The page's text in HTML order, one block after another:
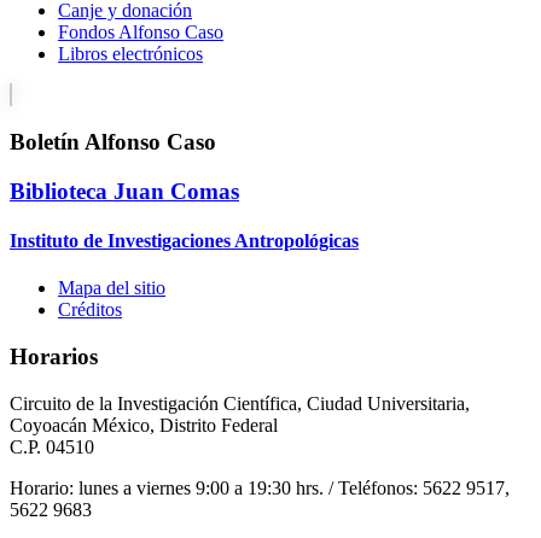
Canje y donación
Fondos Alfonso Caso
Libros electrónicos
Boletín Alfonso Caso
Biblioteca Juan Comas
Instituto de Investigaciones Antropológicas
Mapa del sitio
Créditos
Horarios
Circuito de la Investigación Científica, Ciudad Universitaria,
Coyoacán México, Distrito Federal
C.P. 04510
Horario: lunes a viernes 9:00 a 19:30 hrs. / Teléfonos: 5622 9517,
5622 9683